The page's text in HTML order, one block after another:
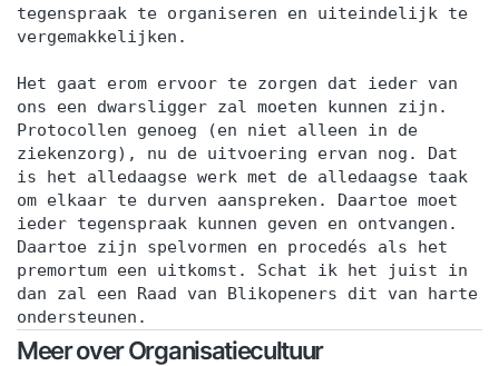
tegenspraak te organiseren en uiteindelijk te
vergemakkelijken.
Het gaat erom ervoor te zorgen dat ieder van
ons een dwarsligger zal moeten kunnen zijn.
Protocollen genoeg (en niet alleen in de
ziekenzorg), nu de uitvoering ervan nog. Dat
is het alledaagse werk met de alledaagse taak
om elkaar te durven aanspreken. Daartoe moet
ieder tegenspraak kunnen geven en ontvangen.
Daartoe zijn spelvormen en procedés als het
premortum een uitkomst. Schat ik het juist in
dan zal een Raad van Blikopeners dit van harte
ondersteunen.
Meer over Organisatiecultuur